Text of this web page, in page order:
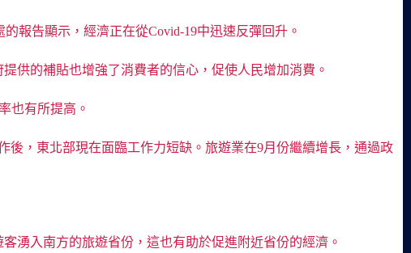
報告顯示，經濟正在從Covid-19中迅速反彈回升。
供的補貼也增強了消費者的信心，促使人民增加消費。
也有所提高。
，東北部現在面臨工作力短缺。旅遊業在9月份繼續增長，通過政
湧入南方的旅遊省份，這也有助於促進附近省份的經濟。